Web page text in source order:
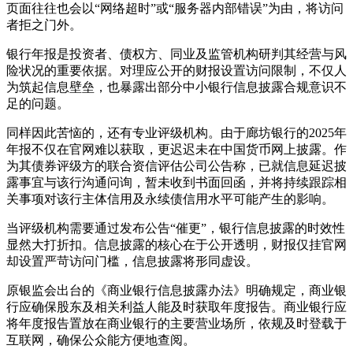
页面往往也会以“网络超时”或“服务器内部错误”为由，将访问
者拒之门外。
银行年报是投资者、债权方、同业及监管机构研判其经营与风
险状况的重要依据。对理应公开的财报设置访问限制，不仅人
为筑起信息壁垒，也暴露出部分中小银行信息披露合规意识不
足的问题。
同样因此苦恼的，还有专业评级机构。由于廊坊银行的2025年
年报不仅在官网难以获取，更迟迟未在中国货币网上披露。作
为其债券评级方的联合资信评估公司公告称，已就信息延迟披
露事宜与该行沟通问询，暂未收到书面回函，并将持续跟踪相
关事项对该行主体信用及永续债信用水平可能产生的影响。
当评级机构需要通过发布公告“催更”，银行信息披露的时效性
显然大打折扣。信息披露的核心在于公开透明，财报仅挂官网
却设置严苛访问门槛，信息披露将形同虚设。
原银监会出台的《商业银行信息披露办法》明确规定，商业银
行应确保股东及相关利益人能及时获取年度报告。商业银行应
将年度报告置放在商业银行的主要营业场所，依规及时登载于
互联网，确保公众能方便地查阅。